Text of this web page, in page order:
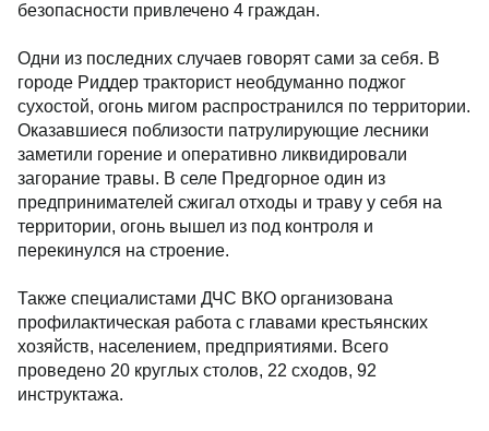
безопасности привлечено 4 граждан.
Одни из последних случаев говорят сами за себя. В
городе Риддер тракторист необдуманно поджог
сухостой, огонь мигом распространился по территории.
Оказавшиеся поблизости патрулирующие лесники
заметили горение и оперативно ликвидировали
загорание травы. В селе Предгорное один из
предпринимателей сжигал отходы и траву у себя на
территории, огонь вышел из под контроля и
перекинулся на строение.
Также специалистами ДЧС ВКО организована
профилактическая работа с главами крестьянских
хозяйств, населением, предприятиями. Всего
проведено 20 круглых столов, 22 сходов, 92
инструктажа.